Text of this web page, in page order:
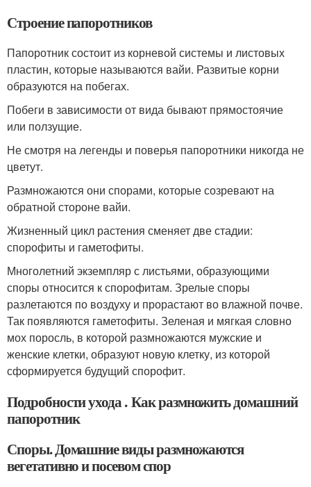
Строение папоротников
Папоротник состоит из корневой системы и листовых
пластин, которые называются вайи. Развитые корни
образуются на побегах.
Побеги в зависимости от вида бывают прямостоячие
или ползущие.
Не смотря на легенды и поверья папоротники никогда не
цветут.
Размножаются они спорами, которые созревают на
обратной стороне вайи.
Жизненный цикл растения сменяет две стадии:
спорофиты и гаметофиты.
Многолетний экземпляр с листьями, образующими
споры относится к спорофитам. Зрелые споры
разлетаются по воздуху и прорастают во влажной почве.
Так появляются гаметофиты. Зеленая и мягкая словно
мох поросль, в которой размножаются мужские и
женские клетки, образуют новую клетку, из которой
сформируется будущий спорофит.
Подробности ухода . Как размножить домашний
папоротник
Споры. Домашние виды размножаются
вегетативно и посевом спор